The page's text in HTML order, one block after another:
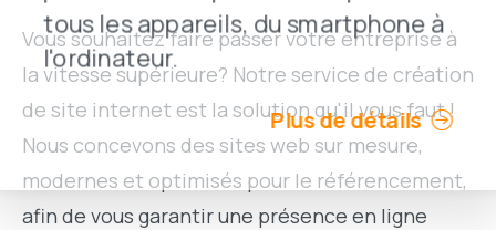
tous les appareils, du smartphone à
l'ordinateur.
Plus de détails
Vous souhaitez faire passer votre entreprise à
la vitesse supérieure? Notre service de création
de site internet est la solution qu'il vous faut !
Nous concevons des sites web sur mesure,
modernes et optimisés pour le référencement,
afin de vous garantir une présence en ligne